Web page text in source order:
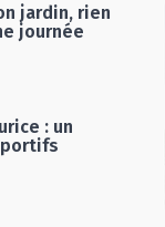
jardin, rien
journée
: un